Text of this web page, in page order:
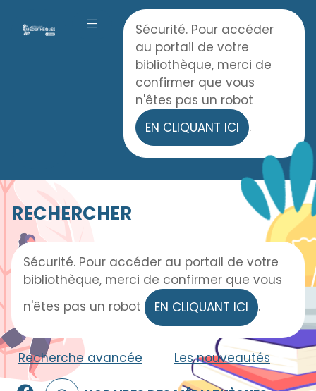
Accueil
OUVRIR LE MENU
Sécurité. Pour accéder
au portail de votre
bibliothèque, merci de
confirmer que vous
n'êtes pas un robot
EN CLIQUANT ICI
.
RECHERCHER
Sécurité. Pour accéder au portail de votre
bibliothèque, merci de confirmer que vous
n'êtes pas un robot
EN CLIQUANT ICI .
Recherche avancée Les nouveautés
Panneau de gestion des cookies